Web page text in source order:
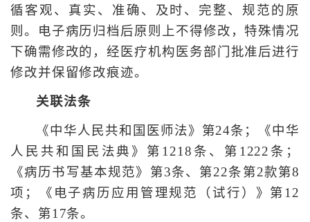
循客观、真实、准确、及时、完整、规范的原
则。电子病历归档后原则上不得修改，特殊情况
下确需修改的，经医疗机构医务部门批准后进行
修改并保留修改痕迹。
关联法条
《中华人民共和国医师法》第24条；《中华
人民共和国民法典》第1218条、第1222条；
《病历书写基本规范》第3条、第22条第2款第8
项；《电子病历应用管理规范（试行）》第12
条、第17条。